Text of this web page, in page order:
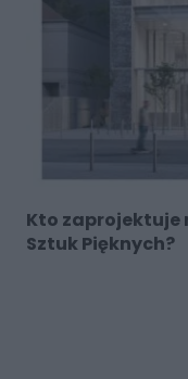
Kto zaprojektuje
Sztuk Pięknych?